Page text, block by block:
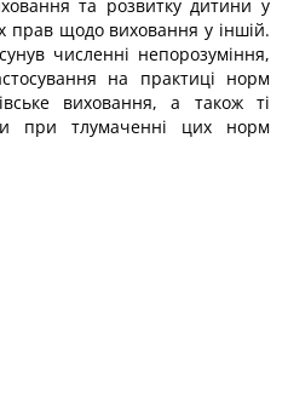
та розвитку дитини у
прав щодо виховання у іншій.
численні непорозуміння,
на практиці норм
виховання, а також ті
при тлумаченні цих норм